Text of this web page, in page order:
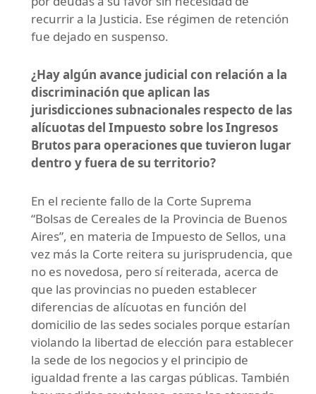
recurrir a la Justicia. Ese régimen de retención
fue dejado en suspenso.
¿Hay algún avance judicial con relación a la
discriminación que aplican las
jurisdicciones subnacionales respecto de las
alícuotas del Impuesto sobre los Ingresos
Brutos para operaciones que tuvieron lugar
dentro y fuera de su territorio?
En el reciente fallo de la Corte Suprema
“Bolsas de Cereales de la Provincia de Buenos
Aires”, en materia de Impuesto de Sellos, una
vez más la Corte reitera su jurisprudencia, que
no es novedosa, pero sí reiterada, acerca de
que las provincias no pueden establecer
diferencias de alícuotas en función del
domicilio de las sedes sociales porque estarían
violando la libertad de elección para establecer
la sede de los negocios y el principio de
igualdad frente a las cargas públicas. También